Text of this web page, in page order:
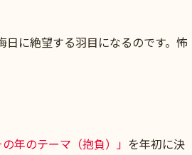
に絶望する羽目になるのです。怖
の年のテーマ（抱負）」 を年初に決